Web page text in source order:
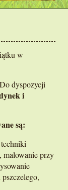
w
dyspozycji
i
są:
malowanie przy